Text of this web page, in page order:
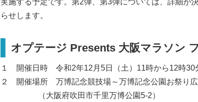
実施する予定です。第2弾、第3弾については、詳細が
らせします。
オプテージ Presents 大阪マラソン
１ 開催日時 令和2年12月5日（土）11時から12時
２ 開催場所 万博記念競技場～万博記念公園お祭り広
（大阪府吹田市千里万博公園5-2）